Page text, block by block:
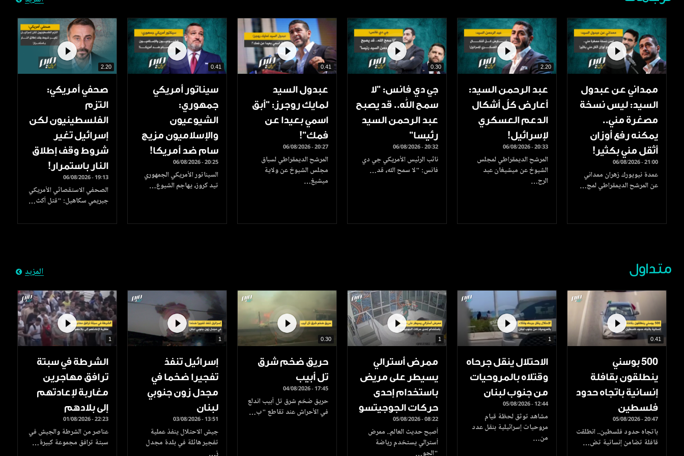
ممداني عن عبدول
السيد: ليس نسخة
مصغرة مني..
يمكنه رفع أوزان
أثقل مني بكثير!
06/08/2026 - 21:00
عمدة نيويورك زهران ممداني
عن المرشح الديمقراطي لمج…
2.20
عبد الرحمن السيد:
أعارض كلّ أشكال
الدعم العسكري
لإسرائيل!
06/08/2026 - 20:33
المرشح الديمقراطي لمجلس
الشيوخ عن ميشيغان عبد
الرح…
0.30
جي دي فانس: ”لا
سمح الله.. قد يصبح
عبد الرحمن السيد
رئيسا”
06/08/2026 - 20:32
نائب الرئيس الأمريكي جي دي
فانس: "لا سمح الله، قد…
0.41
عبدول السيد
لمايك روجرز: "أبق
اسمي بعيدا عن
فمك"!
06/08/2026 - 20:27
المرشح الديمقراطي لسباق
مجلس الشيوخ عن ولاية
ميشيغ…
0.41
سيناتور أمريكي
جمهوري:
الشيوعيون
والإسلاميون مزيج
سام ضد أمريكا!
06/08/2026 - 20:25
السيناتور الأمريكي الجمهوري
تيد كروز، يهاجم الشيوع…
2.20
صحفي أمريكي:
التزم
الفلسطينيون لكن
إسرائيل تغير
شروط وقف إطلاق
النار باستمرار!
06/08/2026 - 19:13
الصحفي الاستقصائي الأمريكي
جيريمي سكاهيل: "قتل أكث…
متداول المزيد
0.41
500 بوسني
ينطلقون بقافلة
إنسانية باتجاه حدود
فلسطين
05/08/2026 - 20:47
باتجاه حدود فلسطين.. انطلقت
قافلة تضامن إنسانية تض…
1
الاحتلال ينقل جرحاه
وقتلاه بالمروحيات
من جنوب لبنان
05/08/2026 - 12:44
مشاهد توثق لحظة قيام
مروحيات إسرائيلية بنقل عدد
من…
1
ممرض أسترالي
يسيطر على مريض
باستخدام إحدى
حركات الجوجيتسو
05/08/2026 - 08:22
أصبح حديث العالم.. ممرض
أسترالي يستخدم رياضة
0.30
حريق ضخم شرق
تل أبيب
04/08/2026 - 17:45
حريق ضخم شرق تل أبيب اندلع
في الأحراش عند تقاطع "ب…
1
إسرائيل تنفذ
تفجيرا ضخما في
مجدل زون جنوبي
لبنان
03/08/2026 - 13:51
جيش الاحتلال ينفذ عملية
تفجير هائلة في بلدة مجدل
1
الشرطة في سبتة
ترافق مهاجرين
مغاربة لإعادتهم
إلى بلادهم
01/08/2026 - 22:23
عناصر من الشرطة والجيش في
سبتة ترافق مجموعة كبيرة…